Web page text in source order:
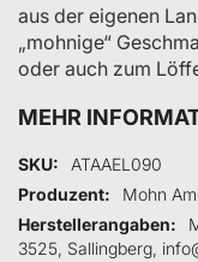
aus der eigenen
„mohnige“
oder auch zum
MEHR
Mehr Informationen
SKU
ATAAEL090
Produzent
Mohn
Herstellerangaben
3525, Sallingberg,